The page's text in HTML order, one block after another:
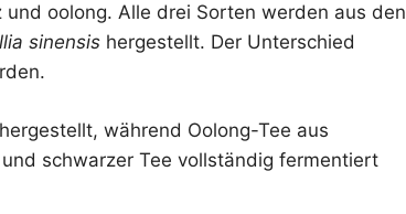
oolong. Alle drei Sorten werden aus den
sinensis hergestellt. Der Unterschied
hergestellt, während Oolong-Tee aus
schwarzer Tee vollständig fermentiert